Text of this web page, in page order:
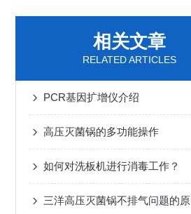
相关文章
RELATED ARTICLES
PCR基因扩增仪介绍
高压灭菌锅的多功能操作
如何对洗板机进行消毒工作？